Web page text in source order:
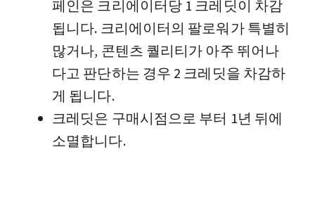
페인은 크리에이터당 1 크레딧이 차감
됩니다. 크리에이터의 팔로워가 특별히
많거나, 콘텐츠 퀄리티가 아주 뛰어나
다고 판단하는 경우 2 크레딧을 차감하
게 됩니다.
크레딧은 구매시점으로 부터 1년 뒤에
소멸합니다.